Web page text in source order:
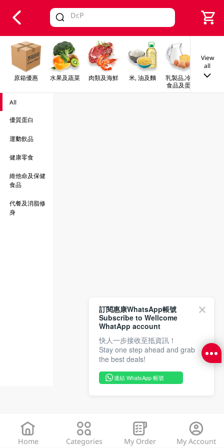
Valid Until 30 June 2026
原箱優惠 水果及蔬菜 肉類及海鮮 米, 油及麵
乳製品,冷凍
食品及蛋類
早餐
View
all
All
優質蛋白
運動飲品
健康零食
維他命及保健
食品
代餐及消脂修
身
Home Categories My Order My Account
訂閱惠康WhatsApp帳號
Subscribe to Wellcome
WhatApp account
快人一步接收至抵資訊！
Stay one step ahead and grab
the best deals!
連結 WhatsApp 帳號